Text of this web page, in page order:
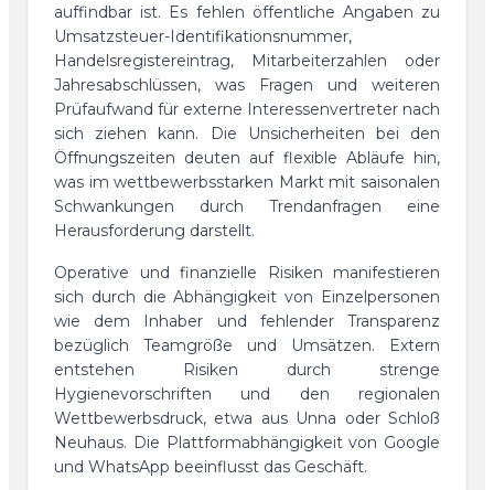
auffindbar ist. Es fehlen öffentliche Angaben zu
Umsatzsteuer-Identifikationsnummer,
Handelsregistereintrag, Mitarbeiterzahlen oder
Jahresabschlüssen, was Fragen und weiteren
Prüfaufwand für externe Interessenvertreter nach
sich ziehen kann. Die Unsicherheiten bei den
Öffnungszeiten deuten auf flexible Abläufe hin,
was im wettbewerbsstarken Markt mit saisonalen
Schwankungen durch Trendanfragen eine
Herausforderung darstellt.
Operative und finanzielle Risiken manifestieren
sich durch die Abhängigkeit von Einzelpersonen
wie dem Inhaber und fehlender Transparenz
bezüglich Teamgröße und Umsätzen. Extern
entstehen Risiken durch strenge
Hygienevorschriften und den regionalen
Wettbewerbsdruck, etwa aus Unna oder Schloß
Neuhaus. Die Plattformabhängigkeit von Google
und WhatsApp beeinflusst das Geschäft.